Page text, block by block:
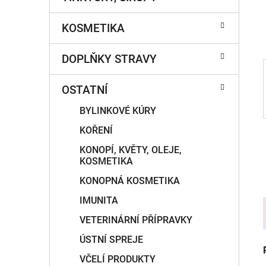
KOSMETIKA
DOPLŇKY STRAVY
OSTATNÍ
BYLINKOVÉ KÚRY
KOŘENÍ
KONOPÍ, KVĚTY, OLEJE,
KOSMETIKA
KONOPNÁ KOSMETIKA
IMUNITA
VETERINÁRNÍ PŘÍPRAVKY
ÚSTNÍ SPREJE
VČELÍ PRODUKTY